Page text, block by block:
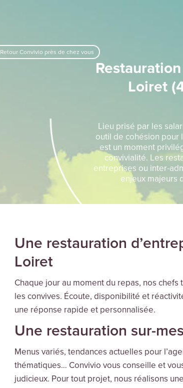
Retour Convivio près de chez vous
Loiret
Lieu prisé par les
outil de cohésion pour
est un moment
convivialité. Les
entreprises ou inter-
enjeux majeurs
Une restauration
Loiret
Chaque jour au moment du repas, nos
les convives. Écoute, disponibilité et
une réponse rapide et personnalisée.
Une restauration sur-
Menus variés, tendances actuelles pour
thématiques… Convivio vous conseille et
judicieux. Pour tout projet, nous réalisons